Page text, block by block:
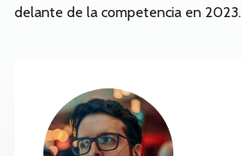
delante de la competencia en 2023.